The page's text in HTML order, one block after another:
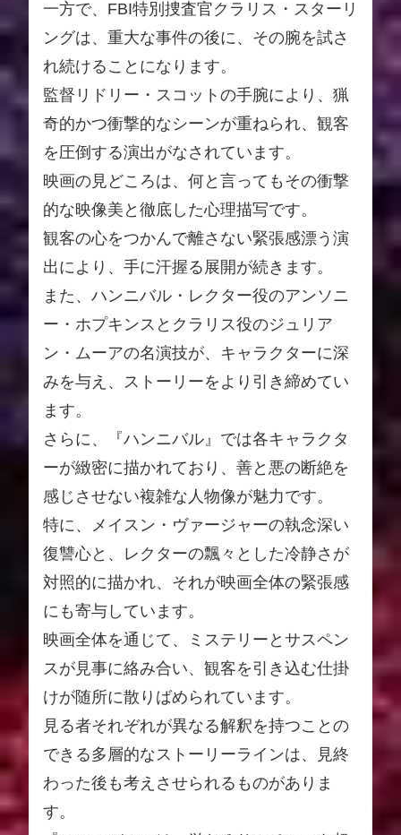
一方で、FBI特別捜査官クラリス・スターリ
ングは、重大な事件の後に、その腕を試さ
れ続けることになります。
監督リドリー・スコットの手腕により、猟
奇的かつ衝撃的なシーンが重ねられ、観客
を圧倒する演出がなされています。
映画の見どころは、何と言ってもその衝撃
的な映像美と徹底した心理描写です。
観客の心をつかんで離さない緊張感漂う演
出により、手に汗握る展開が続きます。
また、ハンニバル・レクター役のアンソニ
ー・ホプキンスとクラリス役のジュリア
ン・ムーアの名演技が、キャラクターに深
みを与え、ストーリーをより引き締めてい
ます。
さらに、『ハンニバル』では各キャラクタ
ーが緻密に描かれており、善と悪の断絶を
感じさせない複雑な人物像が魅力です。
特に、メイスン・ヴァージャーの執念深い
復讐心と、レクターの飄々とした冷静さが
対照的に描かれ、それが映画全体の緊張感
にも寄与しています。
映画全体を通じて、ミステリーとサスペン
スが見事に絡み合い、観客を引き込む仕掛
けが随所に散りばめられています。
見る者それぞれが異なる解釈を持つことの
できる多層的なストーリーラインは、見終
わった後も考えさせられるものがありま
す。